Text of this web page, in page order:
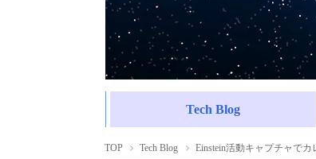
Tech Blog
TOP Tech Blog Einstein活動キャプチャで